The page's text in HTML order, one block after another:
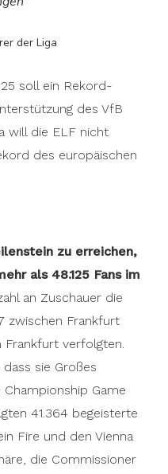
der Liga
soll ein Rekord-
des VfB
will die ELF nicht
des europäischen
zu erreichen,
als 48.125 Fans im
an Zuschauer die
zwischen Frankfurt
Frankfurt verfolgten.
sie Großes
Game
41.364 begeisterte
Fire und den Vienna
die Commissioner